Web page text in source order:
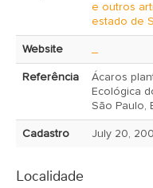
e outros
estado de
Website
Referência
Ácaros plantícolas
Ecológica
São Paulo,
Cadastro
Localidade